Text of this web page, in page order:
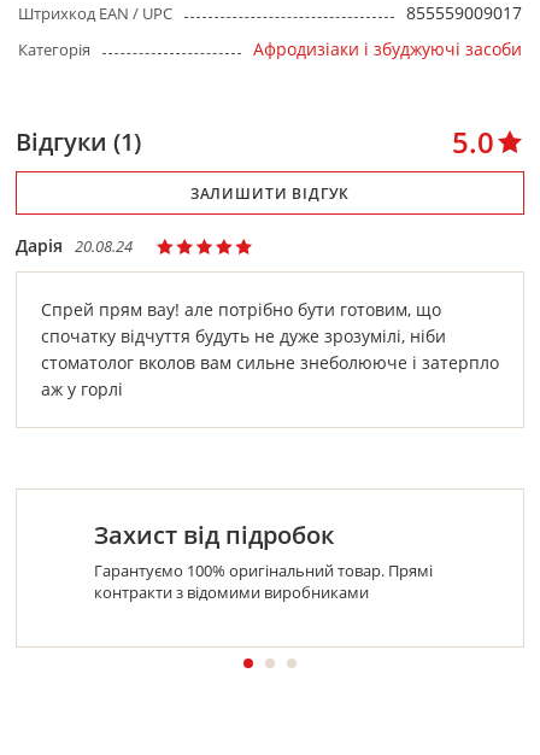
Штрихкод EAN / UPC 855559009017
Категорія Афродизіаки і збуджуючі засоби
Відгуки (1) 5.0
ЗАЛИШИТИ ВІДГУК
Спрей прям вау! але потрібно бути готовим, що
спочатку відчуття будуть не дуже зрозумілі, ніби
стоматолог вколов вам сильне знеболююче і затерпло
аж у горлі
Дарія 20.08.24
Захист від підробок
Гарантуємо 100% оригінальний товар. Прямі
контракти з відомими виробниками